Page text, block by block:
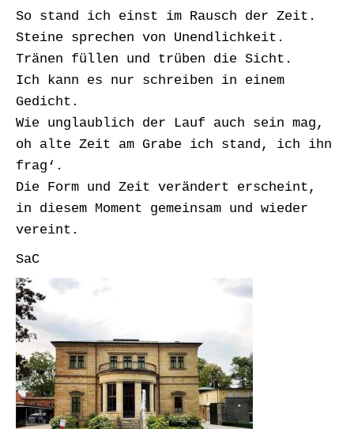
So stand ich einst im Rausch der Zeit.
Steine sprechen von Unendlichkeit.
Tränen füllen und trüben die Sicht.
Ich kann es nur schreiben in einem
Gedicht.
Wie unglaublich der Lauf auch sein mag,
oh alte Zeit am Grabe ich stand, ich ihn
frag‘.
Die Form und Zeit verändert erscheint,
in diesem Moment gemeinsam und wieder
vereint.
SaC